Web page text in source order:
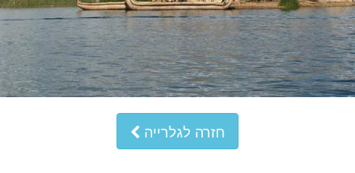
חזרה לגלרייה